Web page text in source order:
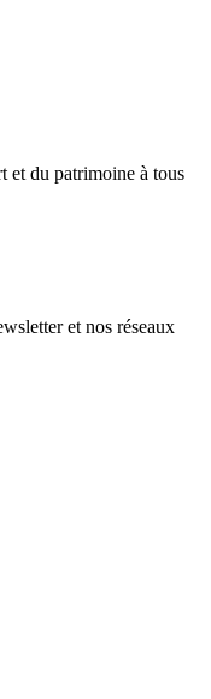
et du patrimoine à tous
et nos réseaux